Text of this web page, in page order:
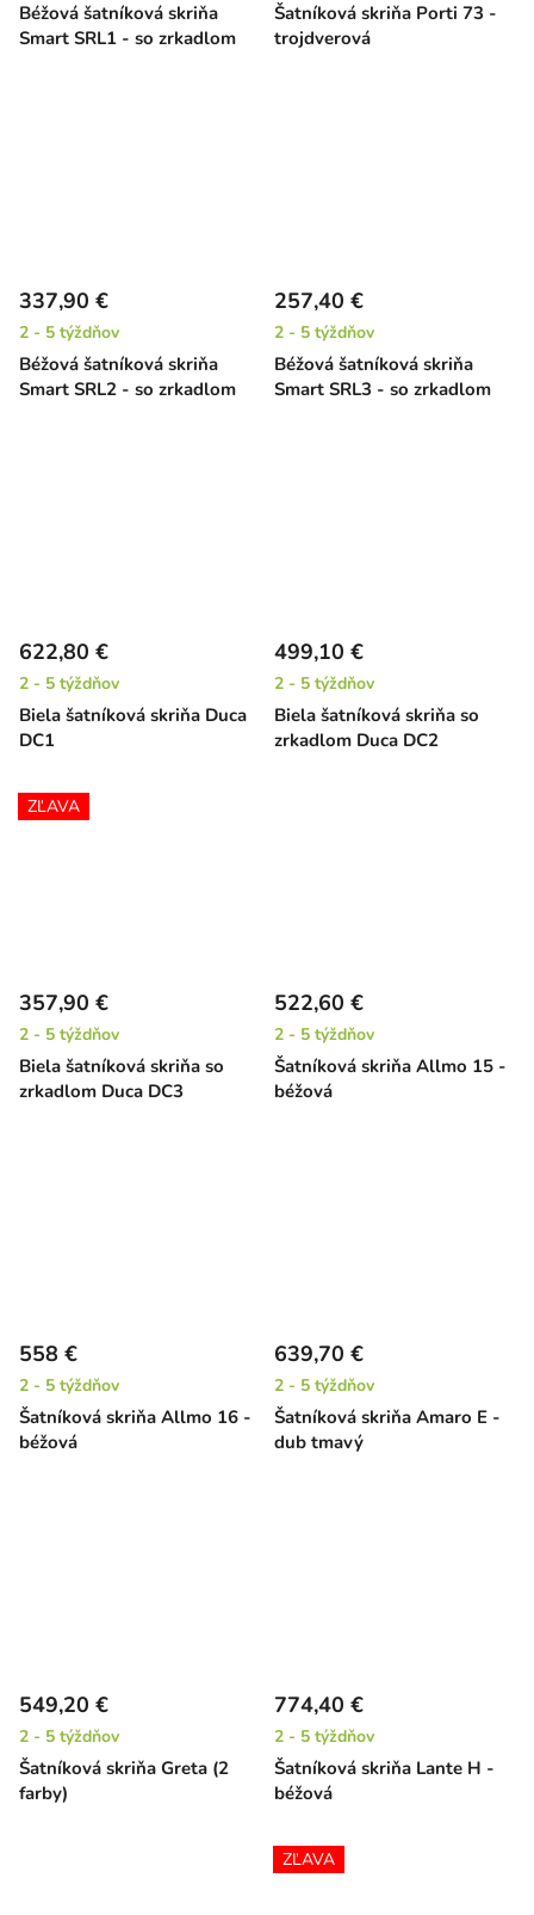
Béžová šatníková skriňa
Smart SRL1 - so zrkadlom
Šatníková skriňa Porti 73 -
trojdverová
Béžová šatníková skriňa
Smart SRL2 - so zrkadlom
337,90 €
2 - 5 týždňov
Béžová šatníková skriňa
Smart SRL3 - so zrkadlom
257,40 €
2 - 5 týždňov
Biela šatníková skriňa Duca
DC1
622,80 €
2 - 5 týždňov
Biela šatníková skriňa so
zrkadlom Duca DC2
499,10 €
2 - 5 týždňov
ZĽAVA
Biela šatníková skriňa so
zrkadlom Duca DC3
357,90 €
2 - 5 týždňov
Šatníková skriňa Allmo 15 -
béžová
522,60 €
2 - 5 týždňov
Šatníková skriňa Allmo 16 -
béžová
558 €
2 - 5 týždňov
Šatníková skriňa Amaro E -
dub tmavý
639,70 €
2 - 5 týždňov
Šatníková skriňa Greta (2
farby)
549,20 €
2 - 5 týždňov
Šatníková skriňa Lante H -
béžová
774,40 €
2 - 5 týždňov
ZĽAVA